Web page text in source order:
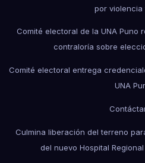
por violencia
Comité electoral de la UNA Puno
contraloría sobre
Comité electoral entrega
UNA
Culmina liberación del terreno
del nuevo Hospital